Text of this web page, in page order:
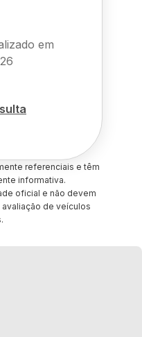
em
referenciais e têm
informativa.
oficial e não devem
de veículos